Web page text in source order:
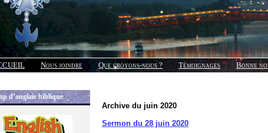
Nous joindre Que croyons-nous ? Témoignages Bonne
d’anglais biblique
Archive du juin 2020
Sermon du 28 juin 2020